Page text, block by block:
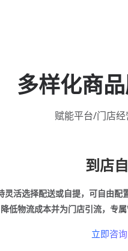
多样化商
赋能平台/门店
到店
灵活选择配送或自提，可自由配
降低物流成本并为门店引流，专
立即咨询